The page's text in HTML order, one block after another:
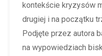
kontekście kryzysów
drugiej i na początku
Podjęte przez autora
na wypowiedziach